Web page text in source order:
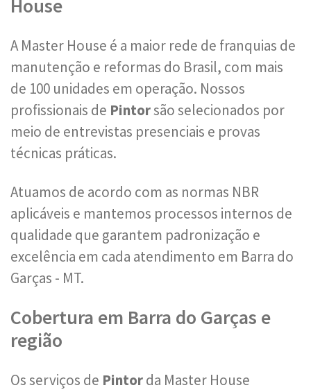
House
A Master House é a maior rede de franquias de
manutenção e reformas do Brasil, com mais
de 100 unidades em operação. Nossos
profissionais de Pintorsão selecionados por
meio de entrevistas presenciais e provas
técnicas práticas.
Atuamos de acordo com as normas NBR
aplicáveis e mantemos processos internos de
qualidade que garantem padronização e
excelência em cada atendimento em Barra do
Garças - MT.
Cobertura em Barra do Garças e
região
Os serviços de Pintorda Master House